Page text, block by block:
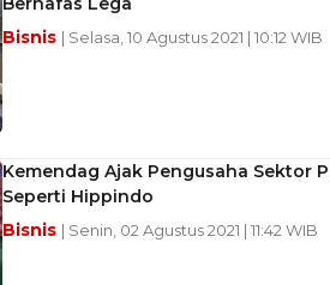
Bisnis | Selasa, 10 Agustus 2021 | 10:12 WIB
Kemendag Ajak Pengusaha Sektor
Seperti Hippindo
Bisnis | Senin, 02 Agustus 2021 | 11:42 WIB